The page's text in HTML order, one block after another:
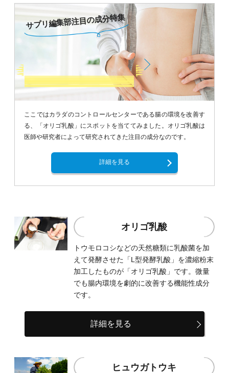
サプリ編集部注目の成分特集
ここではカラダのコントロールセンターである腸の環境を改善す
る、「オリゴ乳酸」にスポットを当ててみました。オリゴ乳酸は
医師や研究者によって研究されてきた注目の成分なのです。
詳細を見る
オリゴ乳酸
トウモロコシなどの天然糖類に乳酸菌を加
えて発酵させた「L型発酵乳酸」を濃縮粉末
加工したものが「オリゴ乳酸」です。微量
でも腸内環境を劇的に改善する機能性成分
です。
詳細を見る
ヒュウガトウキ